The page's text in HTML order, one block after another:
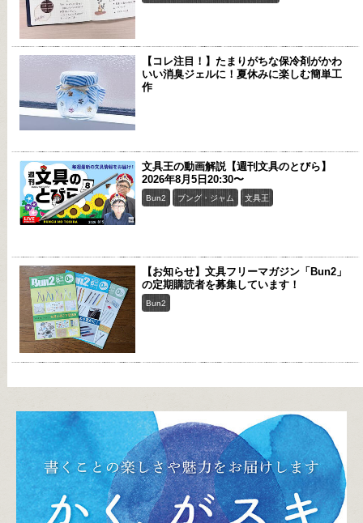
【コレ注目！】たまりがちな保冷剤がかわ
いい消臭ジェルに！夏休みに楽しむ簡単工
作
文具王の動画解説【週刊文具のとびら】
2026年8月5日20:30〜
Bun2 ブング・ジャム 文具王
【お知らせ】文具フリーマガジン「Bun2」
の定期購読者を募集しています！
Bun2